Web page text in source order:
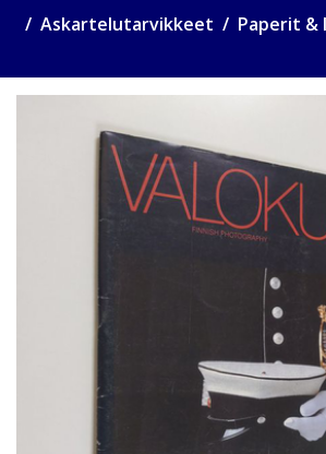
Askartelutarvikkeet Paperit